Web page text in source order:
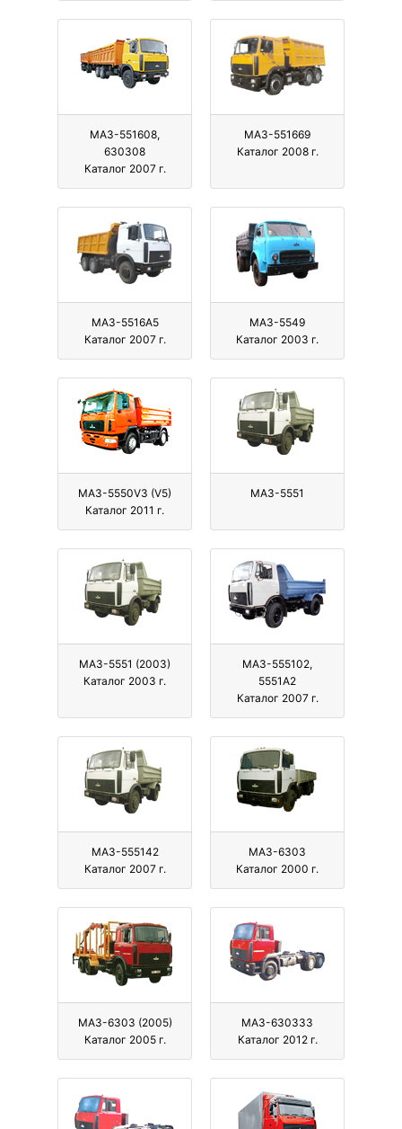
МАЗ-551608,
630308
Каталог 2007 г.
МАЗ-551669
Каталог 2008 г.
МАЗ-5516А5
Каталог 2007 г.
МАЗ-5549
Каталог 2003 г.
МАЗ-5550V3 (V5)
Каталог 2011 г.
МАЗ-5551
МАЗ-5551 (2003)
Каталог 2003 г.
МАЗ-555102,
5551А2
Каталог 2007 г.
МАЗ-555142
Каталог 2007 г.
МАЗ-6303
Каталог 2000 г.
МАЗ-6303 (2005)
Каталог 2005 г.
МАЗ-630333
Каталог 2012 г.